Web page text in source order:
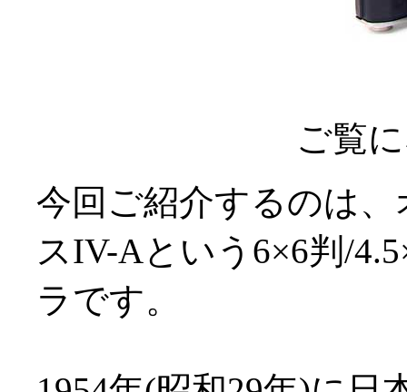
ご覧
今回ご紹介するのは
スIV-Aという6×6判/
ラです。